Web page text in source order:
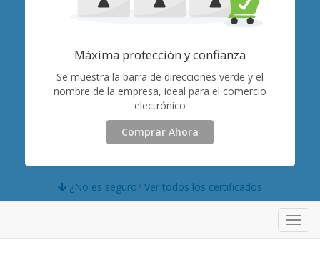
Máxima protección y confianza
Se muestra la barra de direcciones verde y el
nombre de la empresa, ideal para el comercio
electrónico
Comprar Ahora
¿No es seguro? Ver todos los certificados